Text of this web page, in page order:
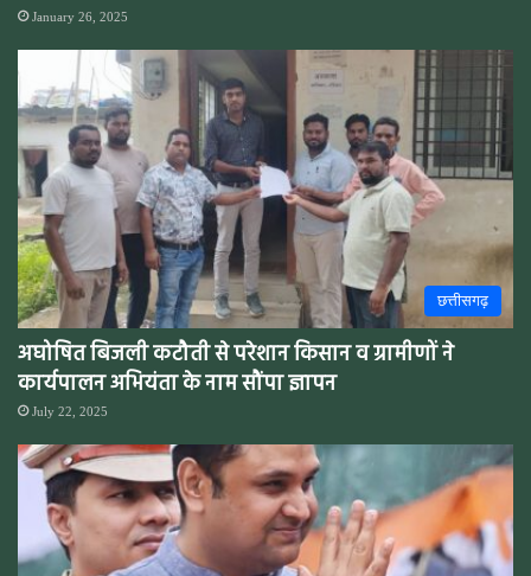
January 26, 2025
छत्तीसगढ़
अघोषित बिजली कटौती से परेशान किसान व ग्रामीणों ने
कार्यपालन अभियंता के नाम सौंपा ज्ञापन
July 22, 2025